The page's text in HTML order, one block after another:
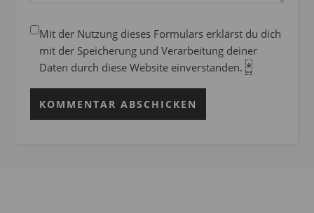
Mit der Nutzung dieses Formulars erklärst du dich
mit der Speicherung und Verarbeitung deiner
Daten durch diese Website einverstanden. *